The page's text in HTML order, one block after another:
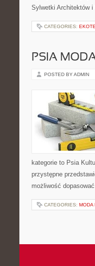
Sylwetki Architektów
CATEGORIES:
PSIA
POSTED BY ADMIN
kategorie to Psia
przystępne
możliwość
CATEGORIES: MODA